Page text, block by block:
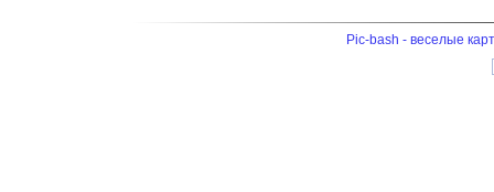
Pic-bash - веселые